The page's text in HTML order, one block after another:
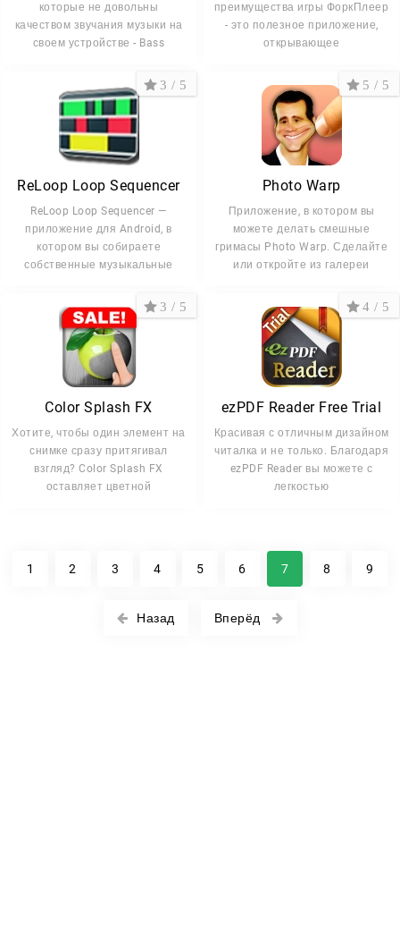
которые не довольны
качеством звучания музыки на
своем устройстве - Bass
преимущества игры ФоркПлеер
- это полезное приложение,
открывающее
ReLoop Loop Sequencer
ReLoop Loop Sequencer —
приложение для Android, в
котором вы собираете
собственные музыкальные
3 / 5
Photo Warp
Приложение, в котором вы
можете делать смешные
гримасы Photo Warp. Сделайте
или откройте из галереи
5 / 5
Color Splash FX
Хотите, чтобы один элемент на
снимке сразу притягивал
взгляд? Color Splash FX
оставляет цветной
3 / 5
ezPDF Reader Free Trial
Красивая с отличным дизайном
читалка и не только. Благодаря
ezPDF Reader вы можете с
легкостью
4 / 5
Назад
1 2 3 4 5 6 7 8 9
Вперёд